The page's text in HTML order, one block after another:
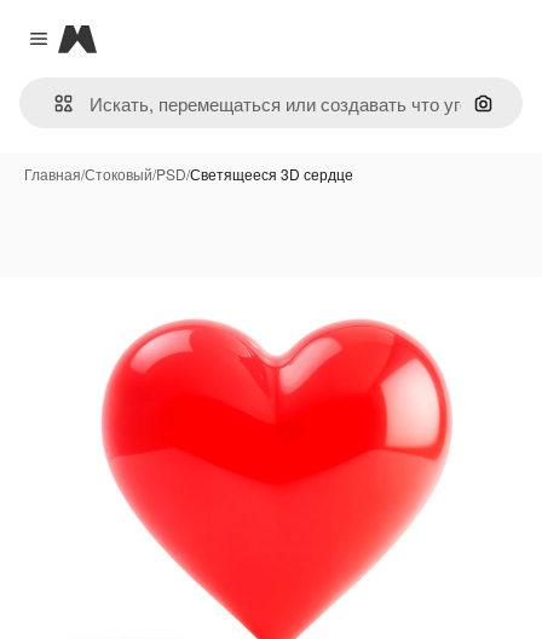
Close menu
Magnific
Поиск
Главная/Стоковый/PSD/Светящееся 3D сердце